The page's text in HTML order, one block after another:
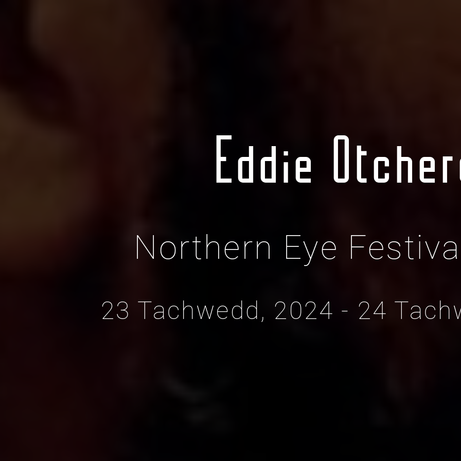
Eddie
Northern Eye
23 Tachwedd, 2024 - 24